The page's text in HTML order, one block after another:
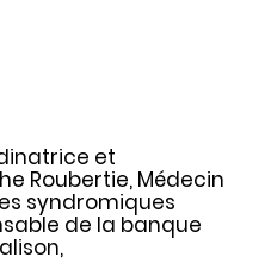
et
Roubertie, Médecin
syndromiques
de la banque